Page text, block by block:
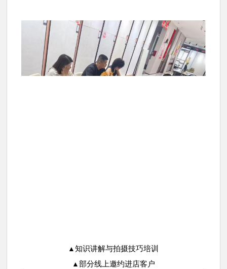
▲知识讲解与拍摄技巧培训
▲部分线上邀约进店客户